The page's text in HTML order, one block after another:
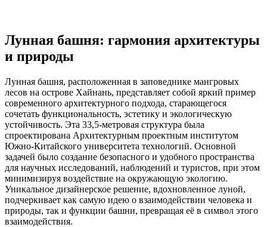
Лунная башня: гармония архитектуры
и природы
Лунная башня, расположенная в заповеднике мангровых
лесов на острове Хайнань, представляет собой яркий пример
современного архитектурного подхода, старающегося
сочетать функциональность, эстетику и экологическую
устойчивость. Эта 33,5-метровая структура была
спроектирована Архитектурным проектным институтом
Южно-Китайского университета технологий. Основной
задачей было создание безопасного и удобного пространства
для научных исследований, наблюдений и туристов, при этом
минимизируя воздействие на окружающую экологию.
Уникальное дизайнерское решение, вдохновленное луной,
подчеркивает как самую идею о взаимодействии человека и
природы, так и функции башни, превращая её в символ этого
взаимодействия.